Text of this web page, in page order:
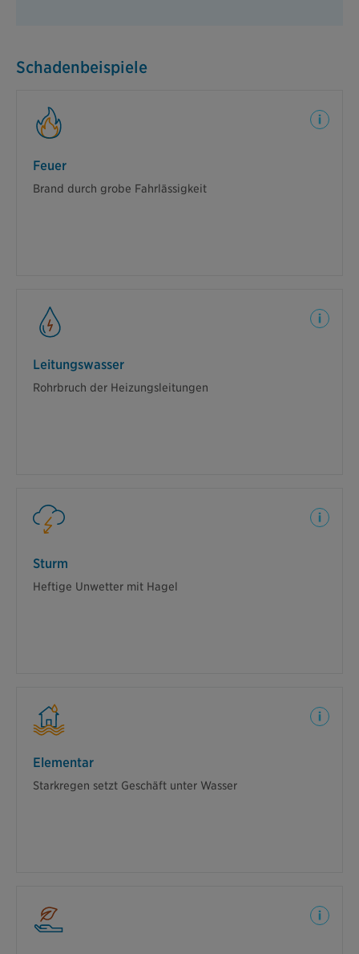
Schadenbeispiele
Feuer
Brand durch grobe Fahrlässigkeit
In einem Cafe vergisst die Inhaberin eine Kerze
Leitungswasser
Rohrbruch der Heizungsleitungen
Nach einem Rohrbruch der Heizungsleitung wird der
Sturm
Heftige Unwetter mit Hagel
Durch ein heftiges Unwetter mit Hagel wird das
Elementar
Starkregen setzt Geschäft unter Wasser
Ein Unwetter bringt Starkregen und ein Fluss wird